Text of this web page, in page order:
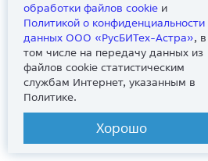
Datalogic
Оборудование
обработки файлов сookie и
Политикой о конфиденциальности
данных ООО «РусБИТех-Астра», в
том числе на передачу данных из
файлов cookie статистическим
службам Интернет, указанным в
Политике.
Хорошо